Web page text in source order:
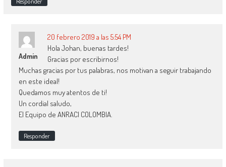
Admin
20 febrero 2019 a las 5:54 PM
Hola Johan, buenas tardes!
Gracias por escribirnos!
Muchas gracias por tus palabras, nos motivan a seguir trabajando
en este ideal!
Quedamos muy atentos de ti!
Un cordial saludo,
El Equipo de ANRACI COLOMBIA.
Responder